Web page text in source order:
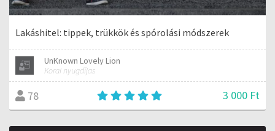
Lakáshitel: tippek, trükkök és spórolási módszerek
UnKnown Lovely Lion
Korai nyugdíjas
78 3 000 Ft